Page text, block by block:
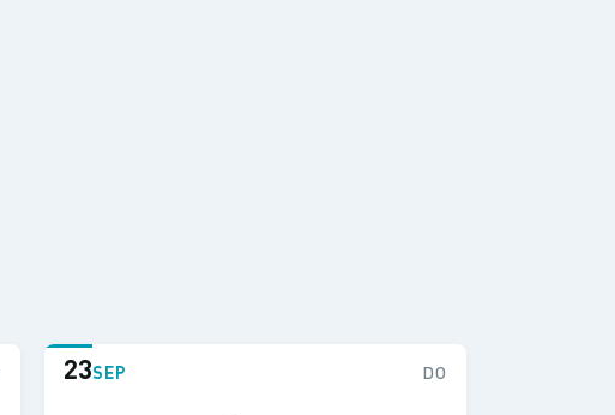
23SEP DO